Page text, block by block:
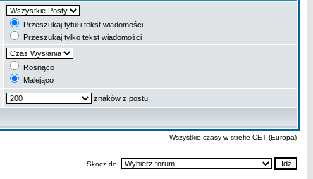
Przeszukaj tytuł i tekst wiadomości
Przeszukaj tylko tekst wiadomości
Rosnąco
Malejąco
znaków z postu
Wszystkie czasy w strefie CET (Europa)
Skocz do: